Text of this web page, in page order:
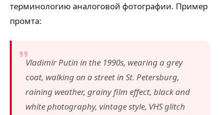
терминологию аналоговой фотографии. Пример
промта:
Vladimir Putin in the 1990s, wearing a grey
coat, walking on a street in St. Petersburg,
raining weather, grainy film effect, black and
white photography, vintage style, VHS glitch